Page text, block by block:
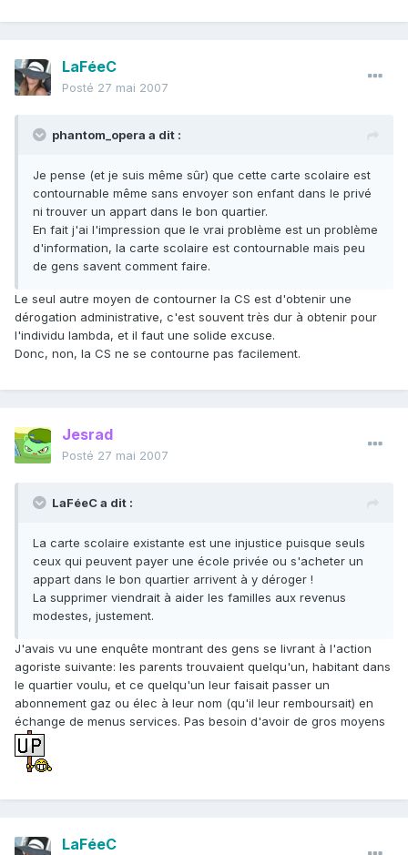
LaFéeC
Posté 27 mai 2007
phantom_opera a dit :
Je pense (et je suis même sûr) que cette carte scolaire est
contournable même sans envoyer son enfant dans le privé
ni trouver un appart dans le bon quartier.
En fait j'ai l'impression que le vrai problème est un problème
d'information, la carte scolaire est contournable mais peu
de gens savent comment faire.
Le seul autre moyen de contourner la CS est d'obtenir une
dérogation administrative, c'est souvent très dur à obtenir pour
l'individu lambda, et il faut une solide excuse.
Donc, non, la CS ne se contourne pas facilement.
Jesrad
Posté 27 mai 2007
LaFéeC a dit :
La carte scolaire existante est une injustice puisque seuls
ceux qui peuvent payer une école privée ou s'acheter un
appart dans le bon quartier arrivent à y déroger !
La supprimer viendrait à aider les familles aux revenus
modestes, justement.
J'avais vu une enquête montrant des gens se livrant à l'action
agoriste suivante: les parents trouvaient quelqu'un, habitant dans
le quartier voulu, et ce quelqu'un leur faisait passer un
abonnement gaz ou élec à leur nom (qu'il leur remboursait) en
échange de menus services. Pas besoin d'avoir de gros moyens
LaFéeC